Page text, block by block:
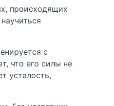
происходящих
с
что его силы не
усталость,